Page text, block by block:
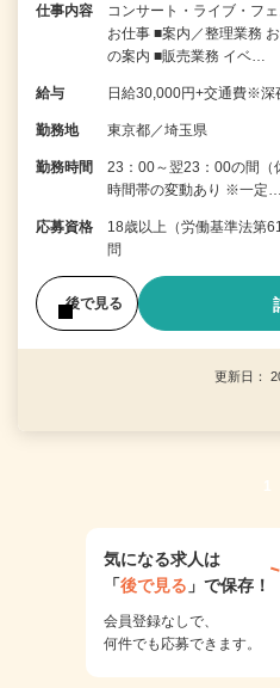
仕事内容
コンサート・ライブ・フ
お仕事 ■案内／整理業務
の案内 ■販売業務 イベ…
給与 日給30,000円+交通費※深
勤務地 東京都／埼玉県
勤務時間
23：00～翌23：00の間（
時間帯の変動あり ※一定…
応募資格
18歳以上（労働基準法第
問
後で見る
更新日：
1
気になる求人は
「後で見る 」で保存！
会員登録なしで、
何件でも応募できます。